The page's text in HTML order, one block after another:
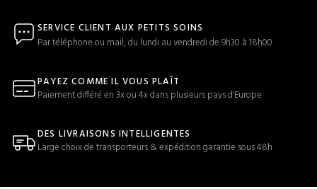
SERVICE CLIENT AUX PETITS SOINS
Par téléphone ou mail, du lundi au vendredi de 9h30 à 18h00
PAYEZ COMME IL VOUS PLAÎT
Paiement différé en 3x ou 4x dans plusieurs pays d'Europe
DES LIVRAISONS INTELLIGENTES
Large choix de transporteurs & expédition garantie sous 48h